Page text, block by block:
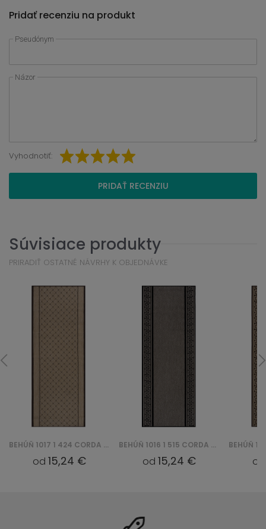
Pridať recenziu na produkt
Pseudónym
Názor
Vyhodnotiť:
PRIDAŤ RECENZIU
Súvisiace produkty
PRIRADIŤ OSTATNÉ NÁVRHY K OBJEDNÁVKE
BEHÚŇ 1017 1 424 CORDA CHODNIK
od 15,24 €
BEHÚŇ 1016 1 515 CORDA CHODNIK
od 15,24 €